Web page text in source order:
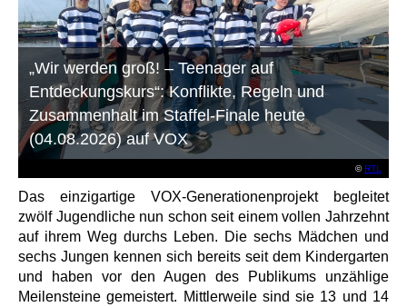
©RTL
„Wir werden groß! – Teenager auf
Entdeckungskurs“: Konflikte, Regeln und
Zusammenhalt im Staffel-Finale heute
(04.08.2026) auf VOX
Das einzigartige VOX-Generationenprojekt begleitet
zwölf Jugendliche nun schon seit einem vollen Jahrzehnt
auf ihrem Weg durchs Leben. Die sechs Mädchen und
sechs Jungen kennen sich bereits seit dem Kindergarten
und haben vor den Augen des Publikums unzählige
Meilensteine gemeistert. Mittlerweile sind sie 13 und 14